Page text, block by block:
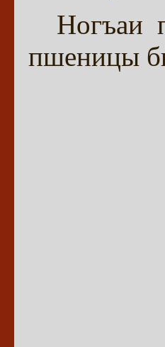
Ногъаи
пшеницы